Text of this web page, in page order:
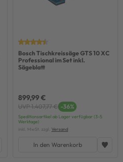
Bosch Tischkreissäge GTS 10 XC
Professional im Set inkl.
Sägeblatt
899,99 €
UVP 1.407,77 € -36%
Speditionsartikel ab Lager verfügbar (3-5
Werktage)
inkl. MwSt. zzgl. Versand
In den Warenkorb